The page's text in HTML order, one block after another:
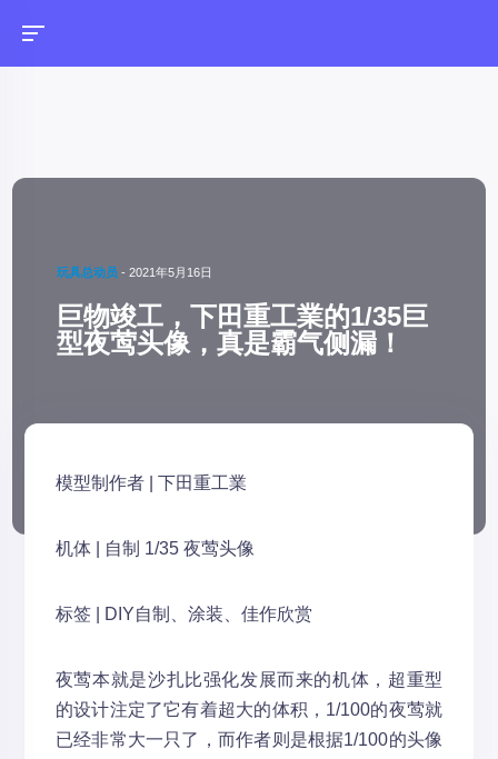
玩具总动员 -2021年5月16日
巨物竣工，下田重工業的1/35巨
型夜莺头像，真是霸气侧漏！
模型制作者 | 下田重工業
机体 | 自制 1/35 夜莺头像
标签 | DIY自制、涂装、佳作欣赏
夜莺本就是沙扎比强化发展而来的机体，超重型
的设计注定了它有着超大的体积，1/100的夜莺就
已经非常大一只了，而作者则是根据1/100的头像